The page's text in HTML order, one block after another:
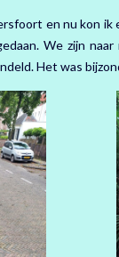
en nu kon ik
We zijn
Het was